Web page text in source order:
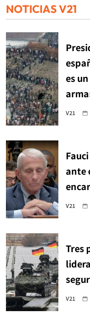
NOTICIAS V21
es
V21
ante
V21
Tres
V21